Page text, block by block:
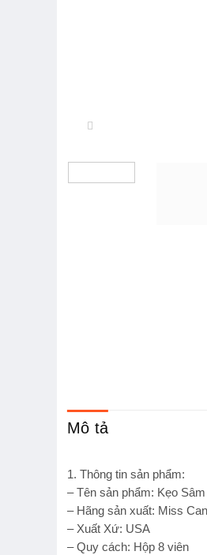
Mô tả
1. Thông tin sản phẩm:
– Tên sản phẩm: Kẹo
– Hãng sản xuất: Miss
– Xuất Xứ: USA
– Quy cách: Hộp 8 viên